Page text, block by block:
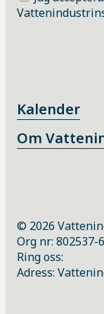
Kalender
Om
© 2026
Org nr: 802537-
Ring oss:
Adress: